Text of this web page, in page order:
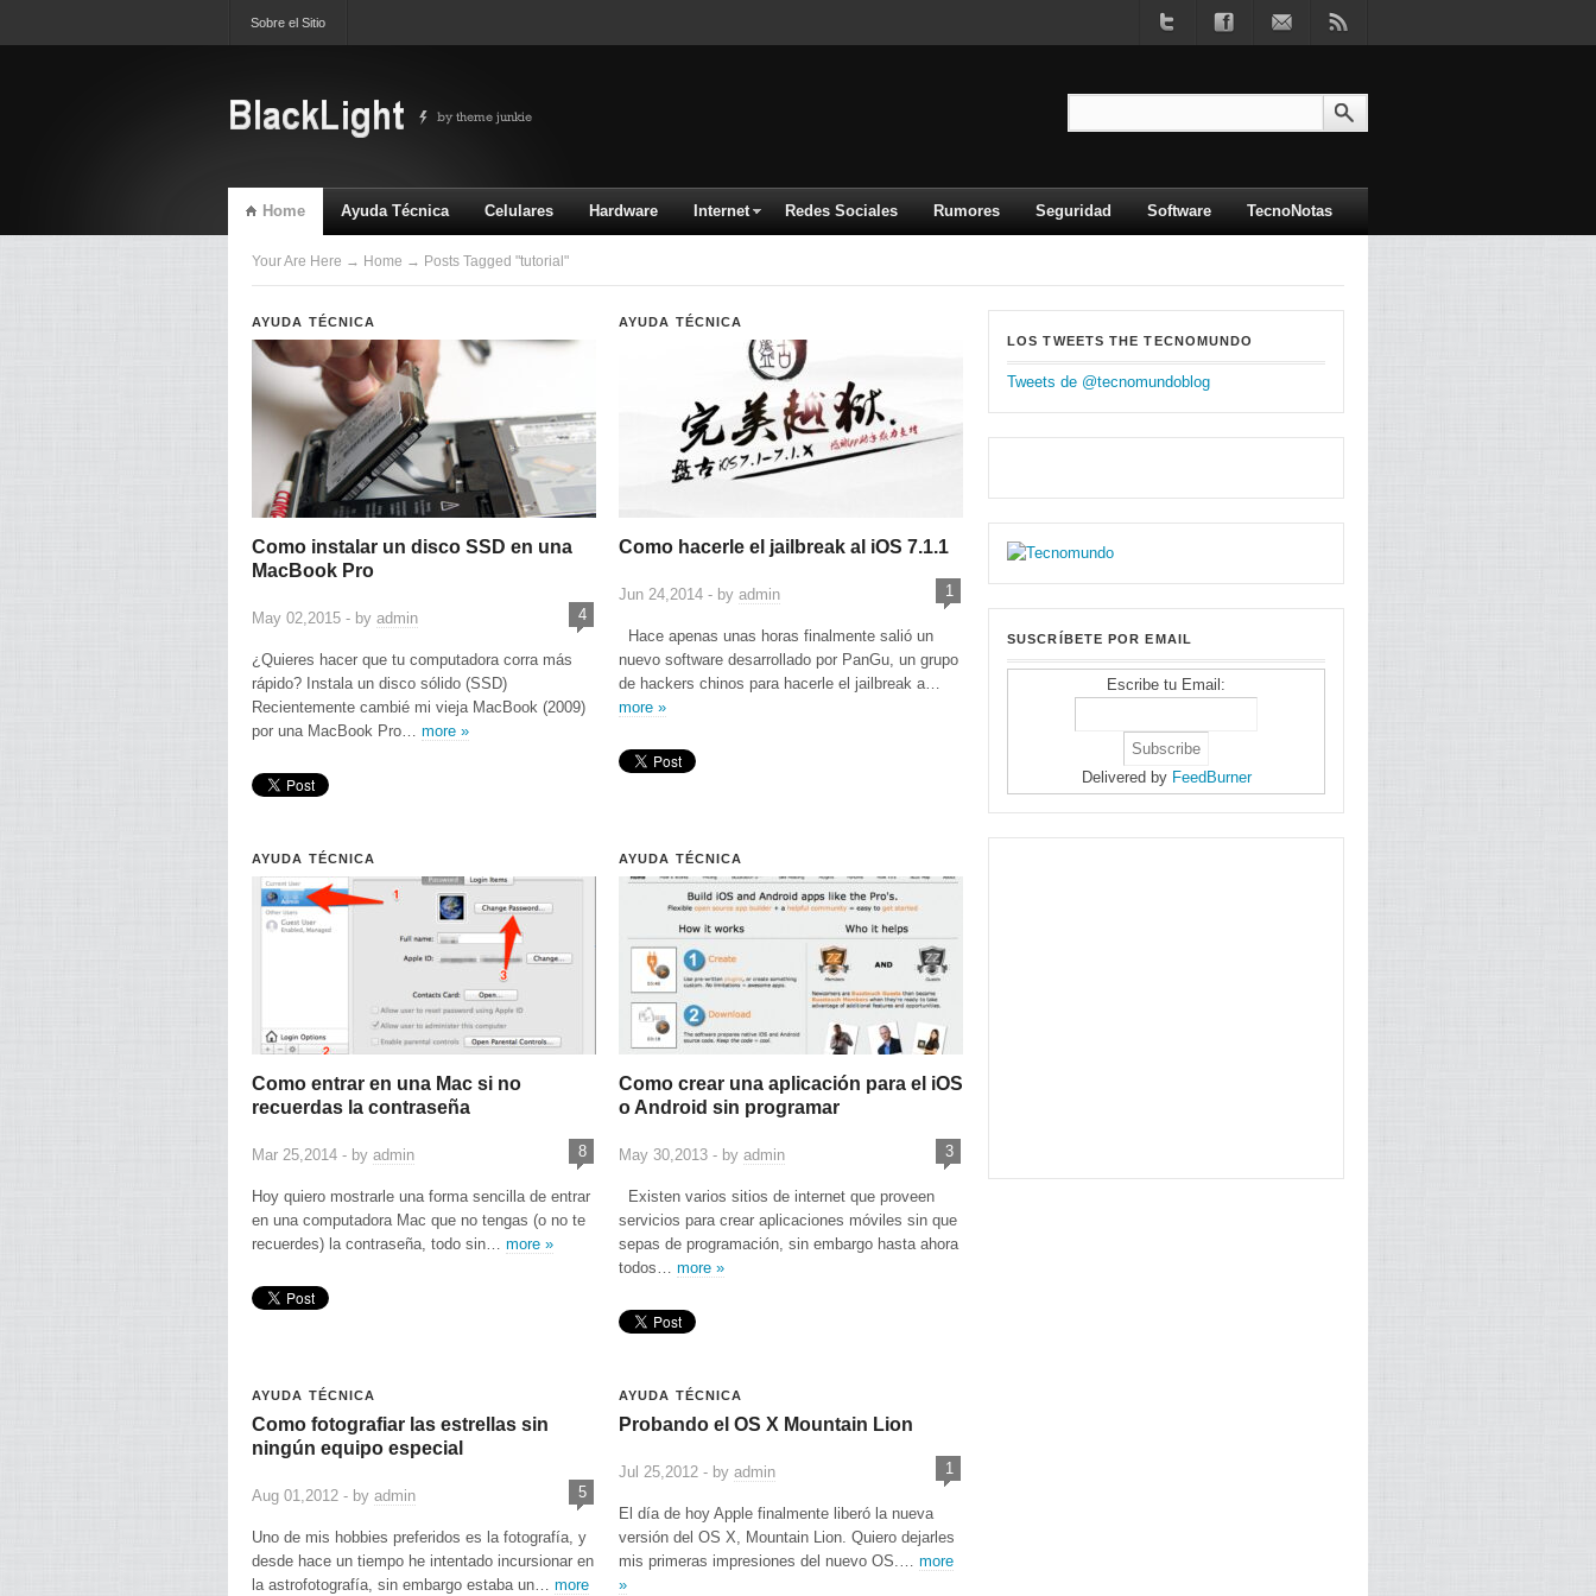
Sobre el Sitio
Home Ayuda Técnica Celulares Hardware Internet Redes Sociales Rumores Seguridad Software TecnoNotas
TV & Video Ultimas
Your Are Here → Home → Posts Tagged "tutorial"
AYUDA TÉCNICA
Como instalar un disco SSD en una
MacBook Pro
May 02,2015 - by admin 4
¿Quieres hacer que tu computadora corra más
rápido? Instala un disco sólido (SSD)
Recientemente cambié mi vieja MacBook (2009)
por una MacBook Pro… more »
AYUDA TÉCNICA
Como hacerle el jailbreak al iOS 7.1.1
Jun 24,2014 - by admin 1
Hace apenas unas horas finalmente salió un
nuevo software desarrollado por PanGu, un grupo
de hackers chinos para hacerle el jailbreak a…
more »
AYUDA TÉCNICA
Como entrar en una Mac si no
recuerdas la contraseña
Mar 25,2014 - by admin 8
Hoy quiero mostrarle una forma sencilla de entrar
en una computadora Mac que no tengas (o no te
recuerdes) la contraseña, todo sin… more »
AYUDA TÉCNICA
Como crear una aplicación para el iOS
o Android sin programar
May 30,2013 - by admin 3
Existen varios sitios de internet que proveen
servicios para crear aplicaciones móviles sin que
sepas de programación, sin embargo hasta ahora
todos… more »
AYUDA TÉCNICA
Como fotografiar las estrellas sin
ningún equipo especial
Aug 01,2012 - by admin 5
Uno de mis hobbies preferidos es la fotografía, y
desde hace un tiempo he intentado incursionar en
la astrofotografía, sin embargo estaba un… more
AYUDA TÉCNICA
Probando el OS X Mountain Lion
Jul 25,2012 - by admin 1
El día de hoy Apple finalmente liberó la nueva
versión del OS X, Mountain Lion. Quiero dejarles
mis primeras impresiones del nuevo OS.… more
»
LOS TWEETS THE TECNOMUNDO
Tweets de @tecnomundoblog
SUSCRÍBETE POR EMAIL
Escribe tu Email:
Delivered by FeedBurner